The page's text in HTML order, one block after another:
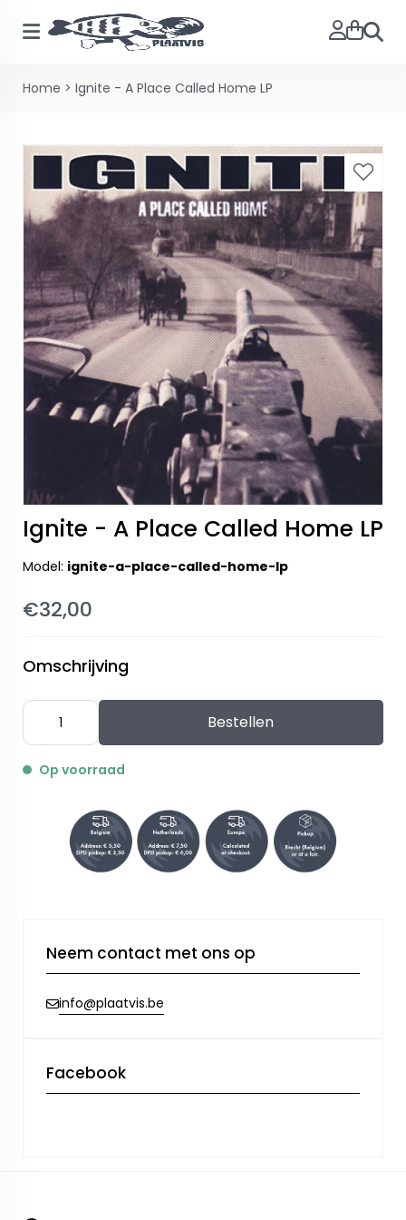
Home > Ignite - A Place Called Home LP
Ignite - A Place Called Home LP
Model: ignite-a-place-called-home-lp
€32,00
Omschrijving
Bestellen
Op voorraad
Neem contact met ons op
info@plaatvis.be
Facebook